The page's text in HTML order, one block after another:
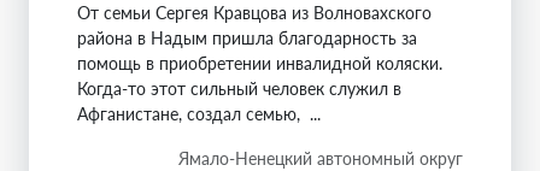
От семьи Сергея Кравцова из Волновахского
района в Надым пришла благодарность за
помощь в приобретении инвалидной коляски.
Когда-то этот сильный человек служил в
Афганистане, создал семью, ...
Ямало-Ненецкий автономный округ